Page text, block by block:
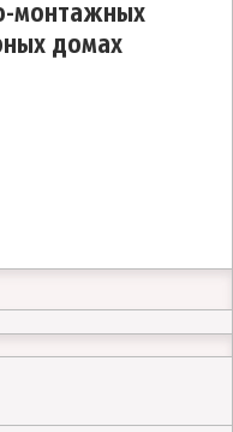
монтажных
домах
работ в 65